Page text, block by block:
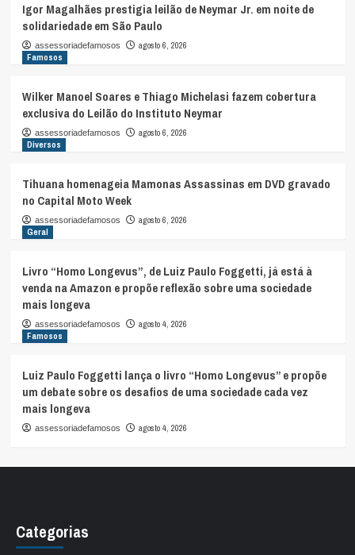
Igor Magalhães prestigia leilão de Neymar Jr. em noite de
solidariedade em São Paulo
assessoriadefamosos
agosto 6, 2026
Famosos
Wilker Manoel Soares e Thiago Michelasi fazem cobertura
exclusiva do Leilão do Instituto Neymar
assessoriadefamosos
agosto 6, 2026
Diversos
Tihuana homenageia Mamonas Assassinas em DVD gravado
no Capital Moto Week
assessoriadefamosos
agosto 6, 2026
Geral
Livro “Homo Longevus”, de Luiz Paulo Foggetti, já está à
venda na Amazon e propõe reflexão sobre uma sociedade
mais longeva
assessoriadefamosos
agosto 4, 2026
Famosos
Luiz Paulo Foggetti lança o livro “Homo Longevus” e propõe
um debate sobre os desafios de uma sociedade cada vez
mais longeva
assessoriadefamosos agosto 4, 2026
Categorias